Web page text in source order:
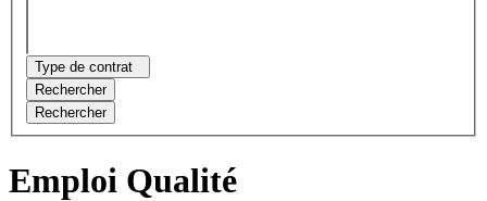
Type de contrat
Rechercher
Rechercher
Emploi Qualité